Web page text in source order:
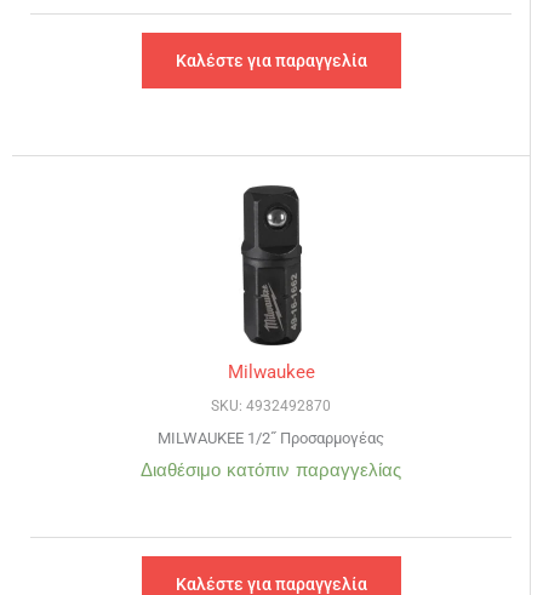
Καλέστε για παραγγελία
Milwaukee
SKU: 4932492870
MILWAUKEE 1/2˝ Προσαρμογέας
Διαθέσιμο κατόπιν παραγγελίας
Καλέστε για παραγγελία